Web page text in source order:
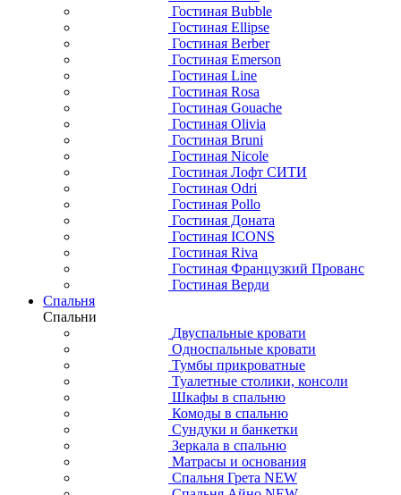
Гостиная Bubble
Гостиная Ellipse
Гостиная Berber
Гостиная Emerson
Гостиная Line
Гостиная Rosa
Гостиная Gouache
Гостиная Olivia
Гостиная Bruni
Гостиная Nicole
Гостиная Лофт СИТИ
Гостиная Odri
Гостиная Pollo
Гостиная Доната
Гостиная ICONS
Гостиная Riva
Гостиная Французкий Прованс
Гостиная Верди
Спальня
Спальни
Двуспальные кровати
Односпальные кровати
Тумбы прикроватные
Туалетные столики, консоли
Шкафы в спальню
Комоды в спальню
Сундуки и банкетки
Зеркала в спальню
Матрасы и основания
Спальня Грета NEW